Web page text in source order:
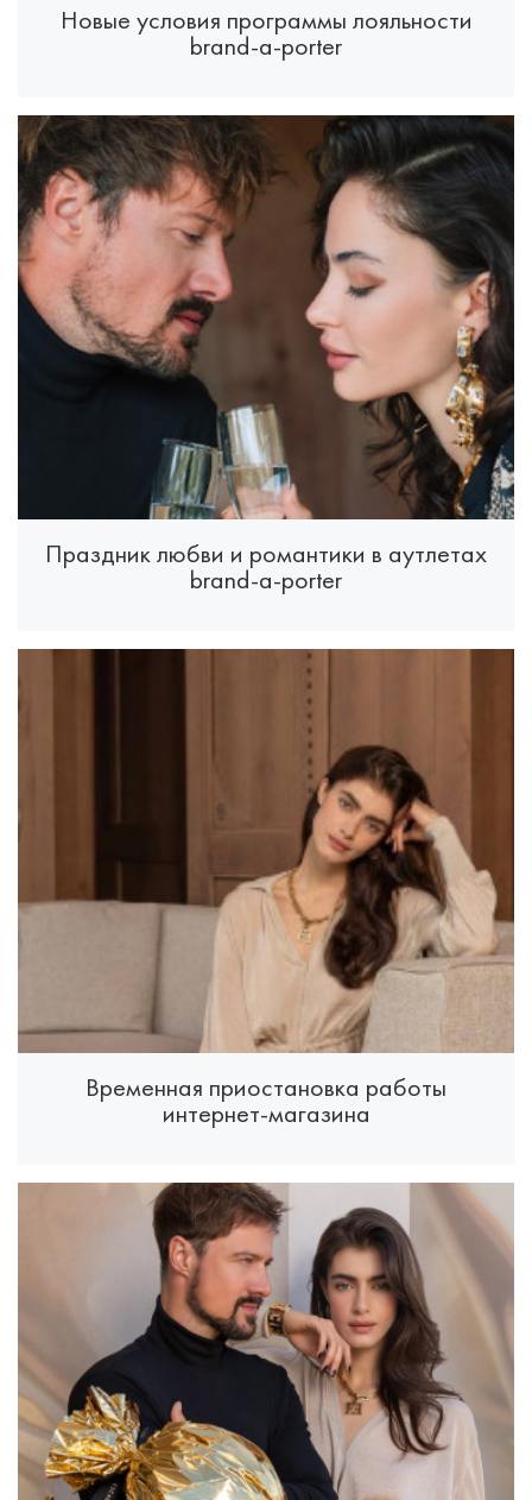
Новые условия программы лояльности
brand-a-porter
Праздник любви и романтики в аутлетах
brand-a-porter
Временная приостановка работы
интернет-магазина